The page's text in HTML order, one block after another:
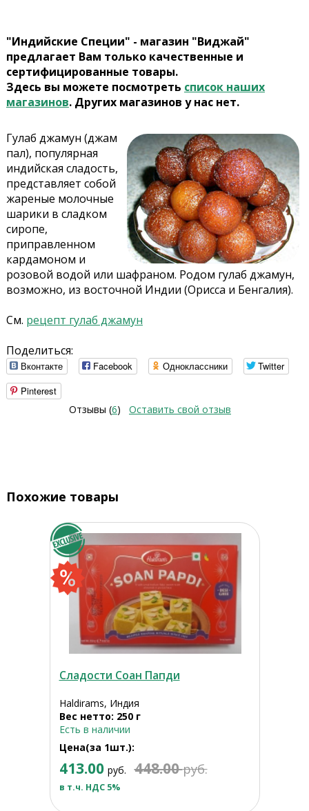
"Индийские Специи" - магазин "Виджай"
предлагает Вам только качественные и
сертифицированные товары.
Здесь вы можете посмотреть список наших
магазинов. Других магазинов у нас нет.
Гулаб джамун (джам
пал), популярная
индийская сладость,
представляет собой
жареные молочные
шарики в сладком
сиропе,
приправленном
кардамоном и
розовой водой или шафраном. Родом гулаб джамун,
возможно, из восточной Индии (Орисса и Бенгалия).
См. рецепт гулаб джамун
Поделиться:
Вконтакте Facebook Одноклассники
Twitter
Pinterest
Отзывы (6) Оставить свой отзыв
Похожие товары
Сладости Соан Папди
Haldirams, Индия
Вес нетто: 250 г
Есть в наличии
Цена(за 1шт.):
413.00 руб. 448.00руб.
в т.ч. НДС 5%